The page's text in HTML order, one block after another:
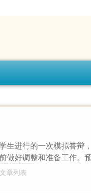
生进行的一次模拟答辩
做好调整和准备工作。
文章列表